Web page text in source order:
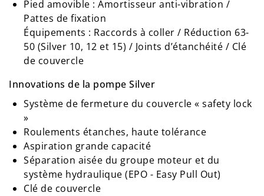
Pied amovible : Amortisseur anti-vibration /
Pattes de fixation
Équipements : Raccords à coller / Réduction 63-
50 (Silver 10, 12 et 15) / Joints d’étanchéité / Clé
de couvercle
Innovations de la pompe Silver
Système de fermeture du couvercle « safety lock
»
Roulements étanches, haute tolérance
Aspiration grande capacité
Séparation aisée du groupe moteur et du
système hydraulique (EPO - Easy Pull Out)
Clé de couvercle